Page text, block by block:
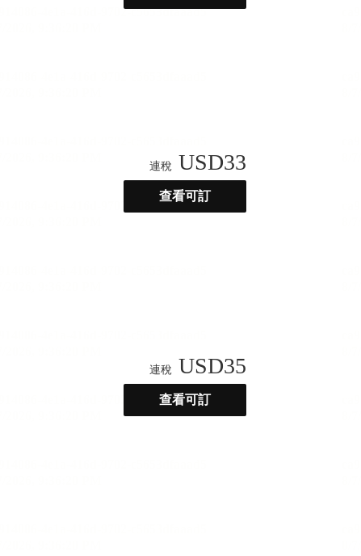
連稅 USD33
查看可訂
連稅 USD35
查看可訂